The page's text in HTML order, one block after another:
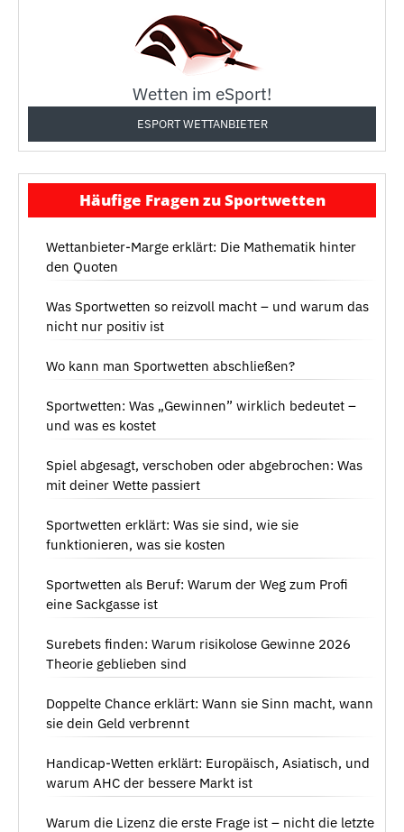
Wetten im eSport!
ESPORT WETTANBIETER
Häufige Fragen zu Sportwetten
Wettanbieter-Marge erklärt: Die Mathematik hinter
den Quoten
Was Sportwetten so reizvoll macht – und warum das
nicht nur positiv ist
Wo kann man Sportwetten abschließen?
Sportwetten: Was „Gewinnen” wirklich bedeutet –
und was es kostet
Spiel abgesagt, verschoben oder abgebrochen: Was
mit deiner Wette passiert
Sportwetten erklärt: Was sie sind, wie sie
funktionieren, was sie kosten
Sportwetten als Beruf: Warum der Weg zum Profi
eine Sackgasse ist
Surebets finden: Warum risikolose Gewinne 2026
Theorie geblieben sind
Doppelte Chance erklärt: Wann sie Sinn macht, wann
sie dein Geld verbrennt
Handicap-Wetten erklärt: Europäisch, Asiatisch, und
warum AHC der bessere Markt ist
Warum die Lizenz die erste Frage ist – nicht die letzte